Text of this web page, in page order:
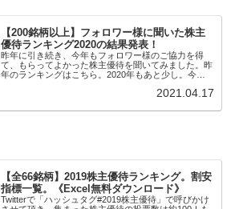
【200銘柄以上】フォロワー様に聞いた株主
優待ランキング2020の結果発表！
昨年に引き続き、今年もフォロワー様のご協力を得
て、もらってよかった株主優待を聞いてみました。昨
年のランキングはこちら。2020年もあと少し。今年
ように思います。そこで、お聞きします。✅①もらっ
2021.04.17
【全66銘柄】2019株主優待ランキング。割安
指標一覧。《Excel無料ダウンロード》
Twitterで「ハッシュタグ#2019株主優待」で呼びかけ